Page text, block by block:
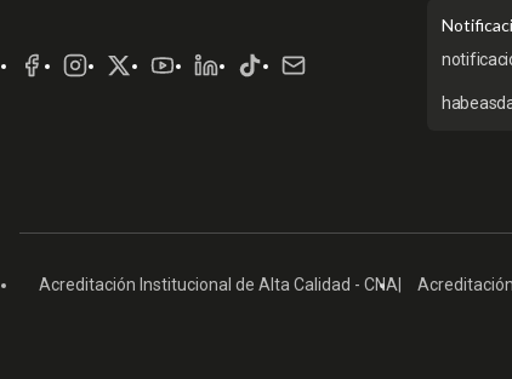
Sociales
Acreditación Institucional de Alta Calidad - CNA